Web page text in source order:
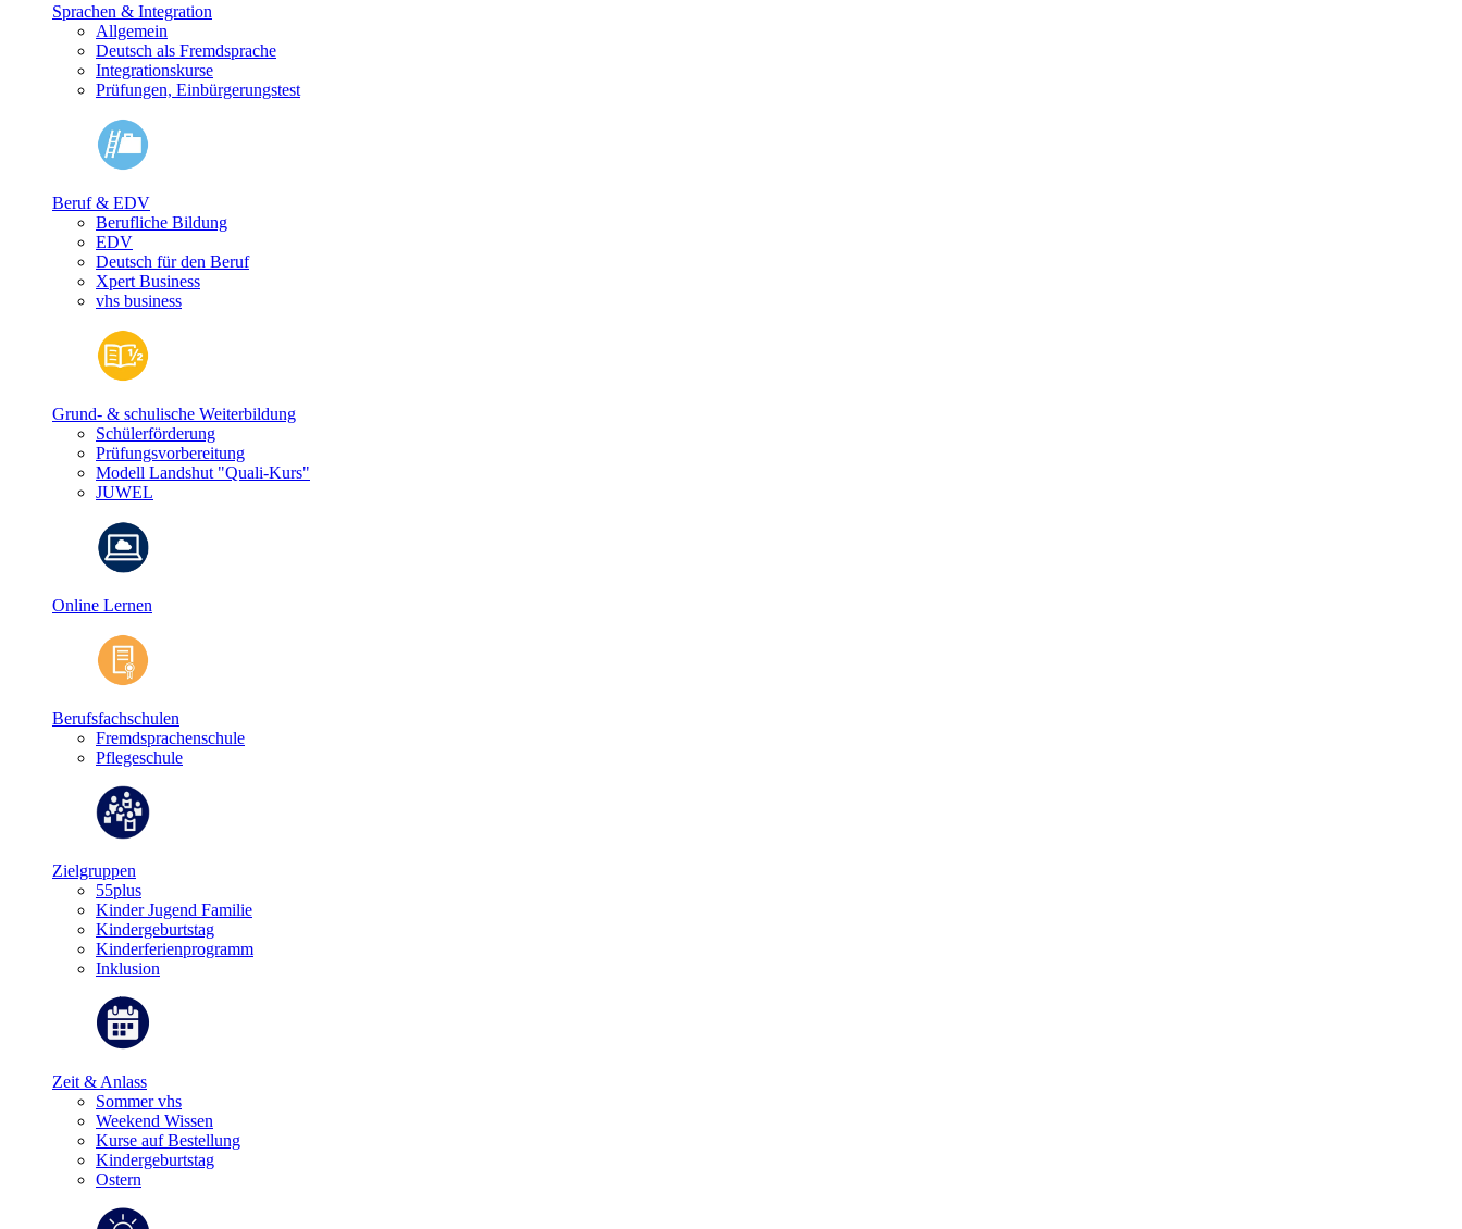
Sprachen & Integration
Allgemein
Deutsch als Fremdsprache
Integrationskurse
Prüfungen, Einbürgerungstest
Beruf & EDV
Berufliche Bildung
EDV
Deutsch für den Beruf
Xpert Business
vhs business
Grund- & schulische Weiterbildung
Schülerförderung
Prüfungsvorbereitung
Modell Landshut "Quali-Kurs"
JUWEL
Online Lernen
Berufsfachschulen
Fremdsprachenschule
Pflegeschule
Zielgruppen
55plus
Kinder Jugend Familie
Kindergeburtstag
Kinderferienprogramm
Inklusion
Zeit & Anlass
Sommer vhs
Weekend Wissen
Kurse auf Bestellung
Kindergeburtstag
Ostern